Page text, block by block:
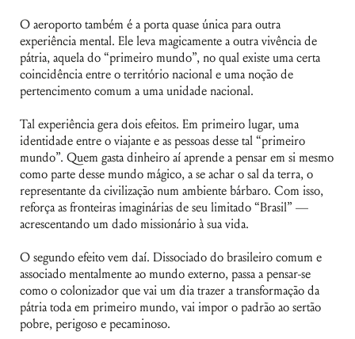
O aeroporto também é a porta quase única para outra
experiência mental. Ele leva magicamente a outra vivência de
pátria, aquela do “primeiro mundo”, no qual existe uma certa
coincidência entre o território nacional e uma noção de
pertencimento comum a uma unidade nacional.
Tal experiência gera dois efeitos. Em primeiro lugar, uma
identidade entre o viajante e as pessoas desse tal “primeiro
mundo”. Quem gasta dinheiro aí aprende a pensar em si mesmo
como parte desse mundo mágico, a se achar o sal da terra, o
representante da civilização num ambiente bárbaro. Com isso,
reforça as fronteiras imaginárias de seu limitado “Brasil” —
acrescentando um dado missionário à sua vida.
O segundo efeito vem daí. Dissociado do brasileiro comum e
associado mentalmente ao mundo externo, passa a pensar-se
como o colonizador que vai um dia trazer a transformação da
pátria toda em primeiro mundo, vai impor o padrão ao sertão
pobre, perigoso e pecaminoso.